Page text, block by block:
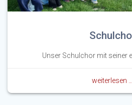
Unser Schulchor mit seiner
weiterlesen …